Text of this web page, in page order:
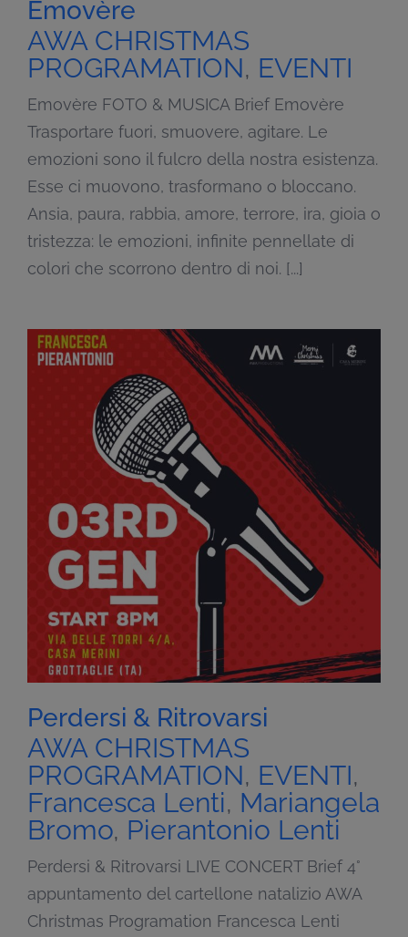
Emovère
AWA CHRISTMAS
PROGRAMATION, EVENTI
Emovère FOTO & MUSICA Brief Emovère
Trasportare fuori, smuovere, agitare. Le
emozioni sono il fulcro della nostra esistenza.
Esse ci muovono, trasformano o bloccano.
Ansia, paura, rabbia, amore, terrore, ira, gioia o
tristezza: le emozioni, infinite pennellate di
colori che scorrono dentro di noi. [...]
Perdersi & Ritrovarsi
AWA CHRISTMAS
PROGRAMATION, EVENTI,
Francesca Lenti, Mariangela
Bromo, Pierantonio Lenti
Perdersi & Ritrovarsi LIVE CONCERT Brief 4°
appuntamento del cartellone natalizio AWA
Christmas Programation Francesca Lenti